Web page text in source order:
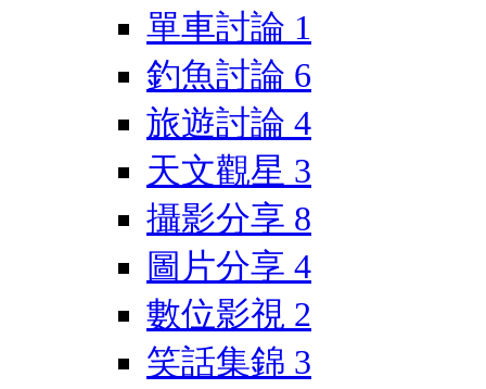
單車討論 1
釣魚討論 6
旅遊討論 4
天文觀星 3
攝影分享 8
圖片分享 4
數位影視 2
笑話集錦 3